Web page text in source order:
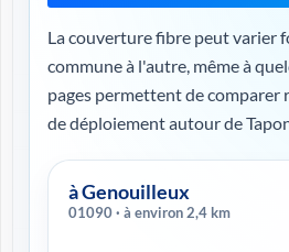
La couverture fibre peut varier
commune à l'autre, même à
pages permettent de comparer
de déploiement autour de
à Genouilleux
01090 · à environ 2,4 km